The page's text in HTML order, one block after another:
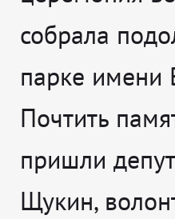
собрала
парке имени
Почтить
пришли
Щукин,